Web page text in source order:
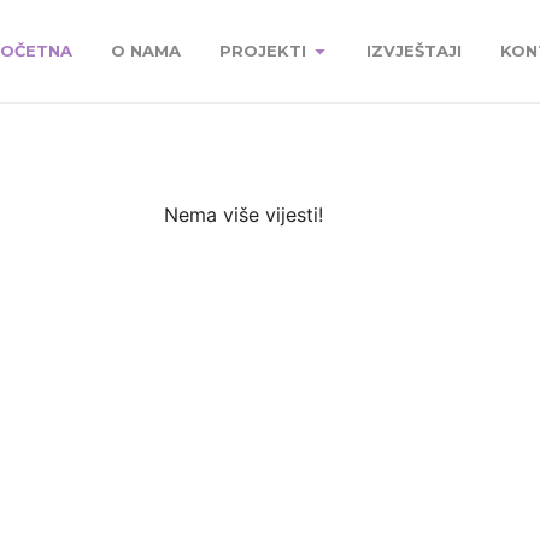
O NAMA PROJEKTI IZVJEŠTAJI
Nema više vijesti!